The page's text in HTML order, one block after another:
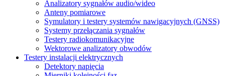
Analizatory sygnałów audio/wideo
Anteny pomiarowe
Symulatory i testery systemów nawigacyjnych (GNSS)
Systemy przełączania sygnałów
Testery radiokomunikacyjne
Wektorowe analizatory obwodów
Testery instalacji elektrycznych
Detektory napięcia